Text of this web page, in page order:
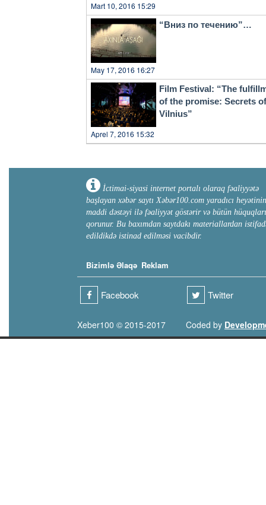
Mart 10, 2016 15:29
“Вниз по течению”…
May 17, 2016 16:27
Film Festival: “The
of the promise: Secrets of
Vilnius”
Aprel 7, 2016 15:32
İctimai-siyasi internet portalı olaraq fəaliyyətə
başlayan xəbər saytı Xəbər100.com yaradıcı heyətinin
maddi dəstəyi ilə fəaliyyət göstərir və bütün hüquqları
qorunur. Bu baxımdan saytdakı materiallardan
edildikdə istinad edilməsi vacibdir.
Bizimlə Əlaqə Reklam
Facebook Twitter
Xeber100 © 2015-2017 Coded by